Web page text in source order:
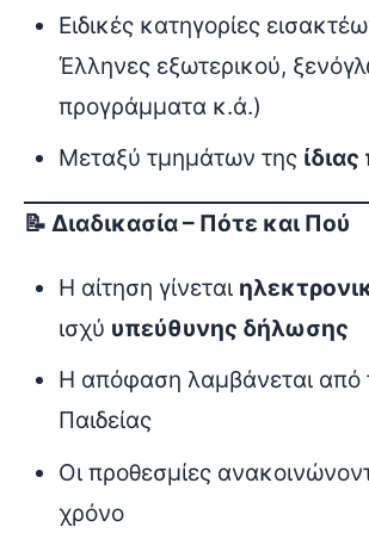
Ειδικές κατηγορίες
Έλληνες εξωτερικού,
προγράμματα κ.ά.)
Μεταξύ τμημάτων της
📝 Διαδικασία – Πότε και Πού
Η αίτηση γίνεται
ισχύ υπεύθυνης δήλωσης
Η απόφαση λαμβάνεται από
Παιδείας
Οι προθεσμίες
χρόνο